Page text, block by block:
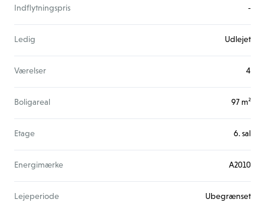
Indflytningspris -
Ledig Udlejet
Værelser 4
Boligareal 97 m²
Etage 6. sal
Energimærke A2010
Lejeperiode Ubegrænset